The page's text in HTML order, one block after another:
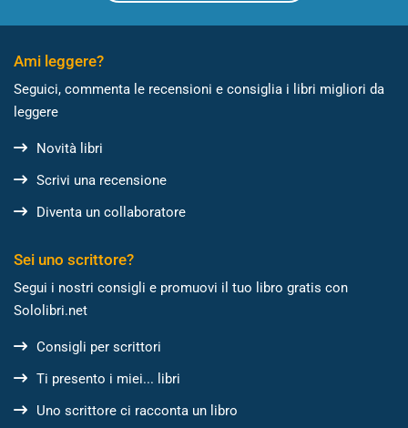
Ami leggere?
Seguici, commenta le recensioni e consiglia i libri migliori da
leggere
Novità libri
Scrivi una recensione
Diventa un collaboratore
Sei uno scrittore?
Segui i nostri consigli e promuovi il tuo libro gratis con
Sololibri.net
Consigli per scrittori
Ti presento i miei... libri
Uno scrittore ci racconta un libro